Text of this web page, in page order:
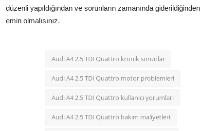
düzenli yapıldığından ve sorunların zamanında giderildiğinden
emin olmalısınız.
Audi A4 2.5 TDI Quattro kronik sorunlar
Audi A4 2.5 TDI Quattro motor problemleri
Audi A4 2.5 TDI Quattro kullanıcı yorumları
Audi A4 2.5 TDI Quattro bakım maliyetleri